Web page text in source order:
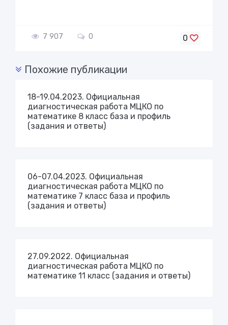
7 907 0 0
Похожие публикации
18-19.04.2023. Официальная
диагностическая работа МЦКО по
математике 8 класс база и профиль
(задания и ответы)
06-07.04.2023. Официальная
диагностическая работа МЦКО по
математике 7 класс база и профиль
(задания и ответы)
27.09.2022. Официальная
диагностическая работа МЦКО по
математике 11 класс (задания и ответы)